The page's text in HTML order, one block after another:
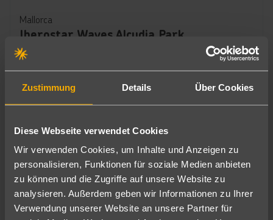
Zustimmung Details Über Cookies
Diese Webseite verwendet Cookies
Wir verwenden Cookies, um Inhalte und Anzeigen zu
personalisieren, Funktionen für soziale Medien anbieten
zu können und die Zugriffe auf unsere Website zu
analysieren. Außerdem geben wir Informationen zu Ihrer
Verwendung unserer Website an unsere Partner für
Mallorca
Iberostar Waves Alcudia Park
4
ab853€
pro Person
Playa de Muro